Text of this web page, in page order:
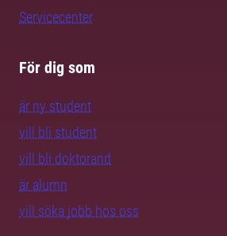
Servicecenter
För dig som
är ny student
vill bli student
vill bli doktorand
är alumn
vill söka jobb hos oss